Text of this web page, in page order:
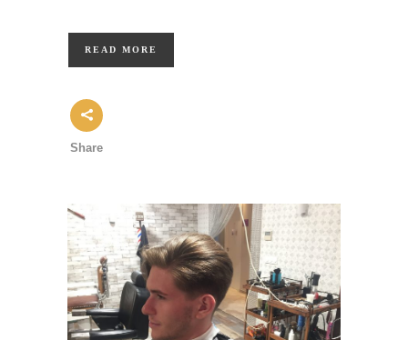
READ MORE
Share